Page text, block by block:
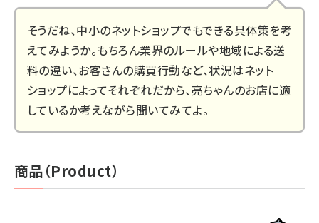
そうだね、中小のネットショップでもできる具体策を考
えてみようか。もちろん業界のルールや地域による送
料の違い、お客さんの購買行動など、状況はネット
ショップによってそれぞれだから、亮ちゃんのお店に適
しているか考えながら聞いてみてよ。
商品（Product）